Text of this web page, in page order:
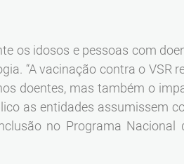
os idosos e pessoas com
“A vacinação contra o VSR
doentes, mas também o
as entidades assumissem
no Programa Nacional